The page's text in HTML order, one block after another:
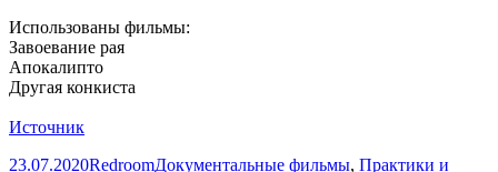
Использованы фильмы:
Завоевание рая
Апокалипто
Другая конкиста
Источник
Опубликовано
23.07.2020Автор
RedroomРубрики
Документальные фильмы, Практики и